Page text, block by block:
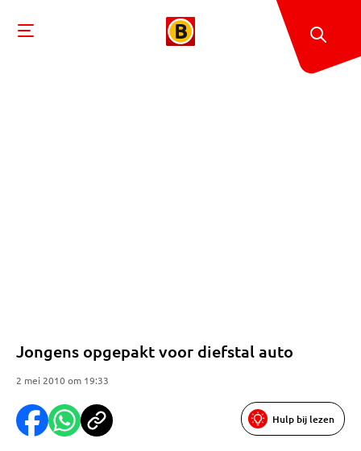
Jongens opgepakt voor diefstal auto
2 mei 2010 om 19:33
Hulp bij lezen